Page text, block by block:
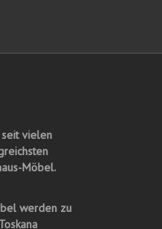
seit vielen
Möbel.
werden zu